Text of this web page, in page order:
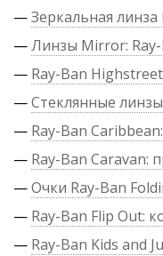
—Зеркальная
—Линзы Mirror: Ray-
— Ray-Ban
—Стеклянные
— Ray-Ban
— Ray-Ban Caravan:
—Очки Ray-Ban
— Ray-Ban Flip Out:
— Ray-Ban Kids and